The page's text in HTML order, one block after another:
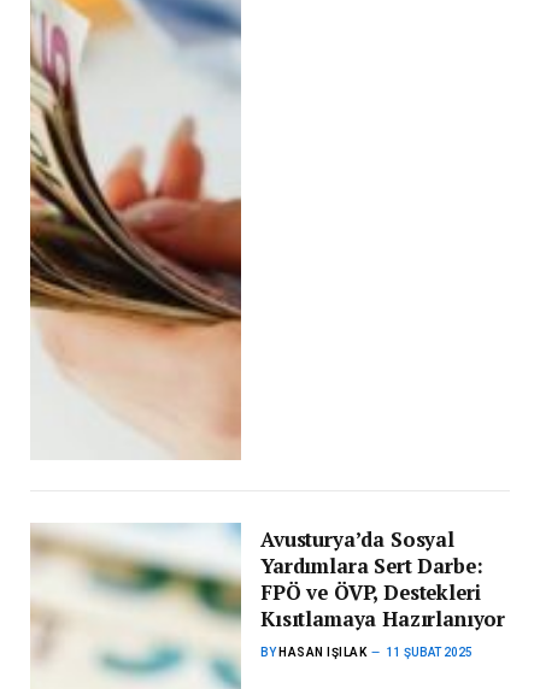
Avusturya’da Sosyal
Yardımlara Sert Darbe:
FPÖ ve ÖVP, Destekleri
Kısıtlamaya Hazırlanıyor
BY HASAN IŞILAK 11 ŞUBAT 2025